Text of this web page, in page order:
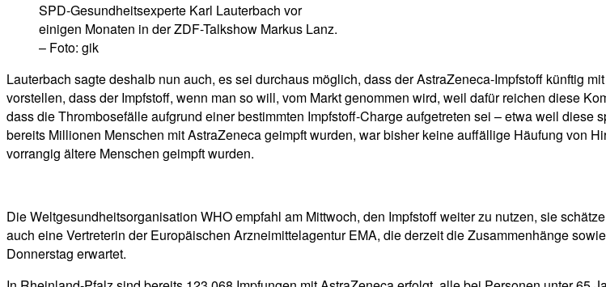
SPD-Gesundheitsexperte Karl Lauterbach vor
einigen Monaten in der ZDF-Talkshow Markus Lanz.
– Foto: gik
Lauterbach sagte deshalb nun auch, es sei durchaus möglich, dass der AstraZeneca-Impfstoff künftig
vorstellen, dass der Impfstoff, wenn man so will, vom Markt genommen wird, weil dafür reichen diese
dass die Thrombosefälle aufgrund einer bestimmten Impfstoff-Charge aufgetreten sei – etwa weil
bereits Millionen Menschen mit AstraZeneca geimpft wurden, war bisher keine auffällige Häufung von
vorrangig ältere Menschen geimpft wurden.
Die Weltgesundheitsorganisation WHO empfahl am Mittwoch, den Impfstoff weiter zu nutzen, sie
auch eine Vertreterin der Europäischen Arzneimittelagentur EMA, die derzeit die Zusammenhänge
Donnerstag erwartet.